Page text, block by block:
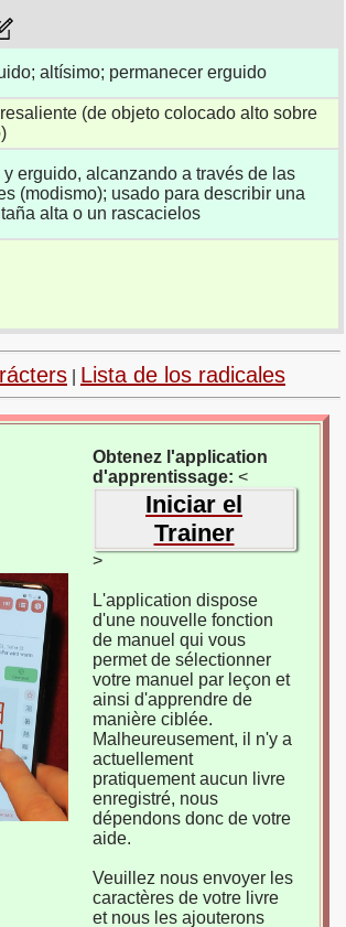
altísimo; permanecer erguido
(de objeto colocado alto sobre
y erguido, alcanzando a través de las
(modismo); usado para describir una
alta o un rascacielos
Lista de los radicales
Obtenez l'application
d'apprentissage: <
Iniciar el
Trainer
>
L'application dispose
d'une nouvelle fonction
de manuel qui vous
permet de sélectionner
votre manuel par leçon et
ainsi d'apprendre de
manière ciblée.
Malheureusement, il n'y a
actuellement
pratiquement aucun livre
enregistré, nous
dépendons donc de votre
aide.
Veuillez nous envoyer les
caractères de votre livre
et nous les ajouterons